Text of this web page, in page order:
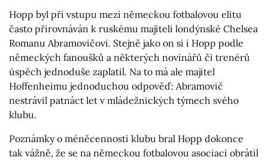
Hopp byl při vstupu mezi německou fotbalovou elitu
často přirovnáván k ruskému majiteli londýnské Chelsea
Romanu Abramovičovi. Stejně jako on si i Hopp podle
německých fanoušků a některých novinářů či trenérů
úspěch jednoduše zaplatil. Na to má ale majitel
Hoffenheimu jednoduchou odpověď: Abramovič
nestrávil patnáct let v mládežnických týmech svého
klubu.
Poznámky o méněcennosti klubu bral Hopp dokonce
tak vážně, že se na německou fotbalovou asociaci obrátil